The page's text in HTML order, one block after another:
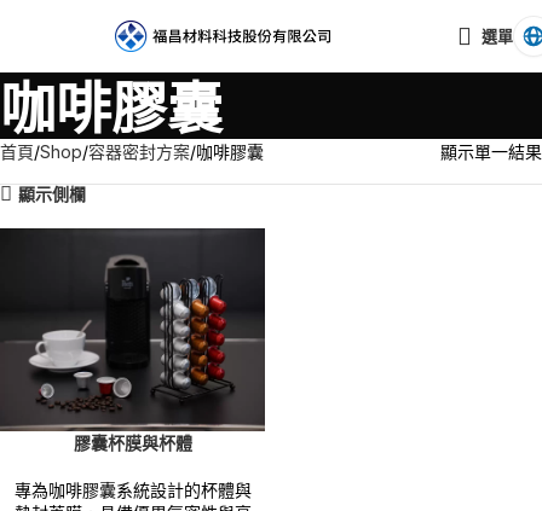
選單
咖啡膠囊
首頁 Shop 容器密封方案 咖啡膠囊 顯示單一結果
顯示側欄
膠囊杯膜與杯體
專為咖啡膠囊系統設計的杯體與